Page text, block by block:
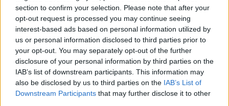
section to confirm your selection. Please note that after your
opt-out request is processed you may continue seeing
interest-based ads based on personal information utilized by
us or personal information disclosed to third parties prior to
your opt-out. You may separately opt-out of the further
disclosure of your personal information by third parties on the
IAB’s list of downstream participants. This information may
also be disclosed by us to third parties on the IAB’s List of
Downstream Participants that may further disclose it to other